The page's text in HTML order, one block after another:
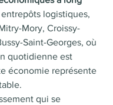
entrepôts logistiques,
Mory, Croissy-
Saint-Georges, où
quotidienne est
économie représente
qui se